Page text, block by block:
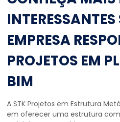
INTERESSANTES
EMPRESA
PROJETOS EM
BIM
A STK Projetos em Estrutura
em oferecer uma estrutura